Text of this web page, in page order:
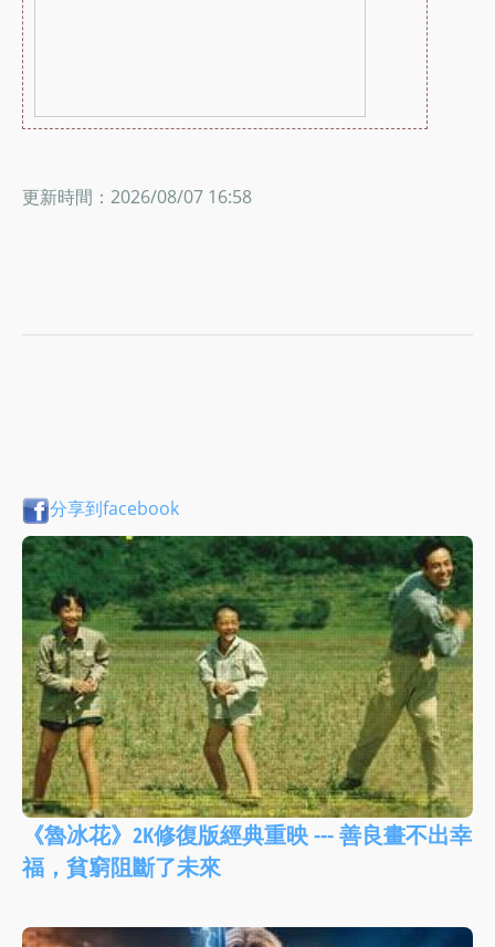
更新時間：2026/08/07 16:58
分享到facebook
《魯冰花》2K修復版經典重映 --- 善良畫不出幸
福，貧窮阻斷了未來